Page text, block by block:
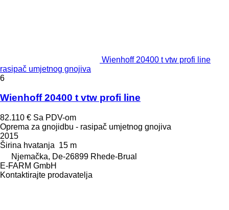
Wienhoff 20400 t vtw profi line
rasipač umjetnog gnojiva
6
Wienhoff 20400 t vtw profi line
82.110 € Sa PDV-om
Oprema za gnojidbu - rasipač umjetnog gnojiva
2015
Širina hvatanja 15 m
Njemačka, De-26899 Rhede-Brual
E-FARM GmbH
Kontaktirajte prodavatelja